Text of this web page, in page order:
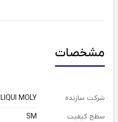
مشخصات
شرکت سازنده
LIQUI MOLY
سطح کیفیت
SM